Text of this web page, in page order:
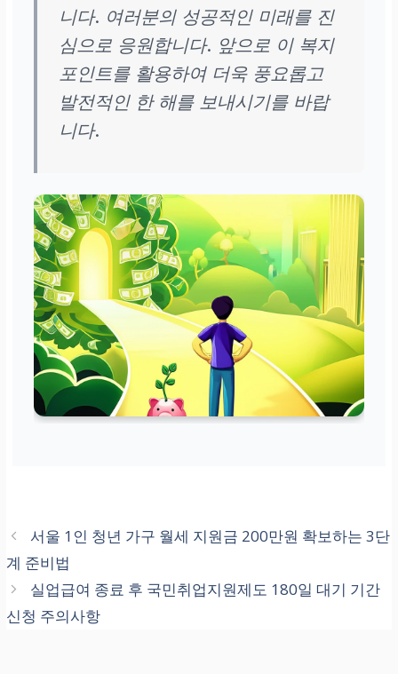
별 상이)
잡아바 홈페이지 를 통해
1분기부터 공고문 주기
적 확인
니다. 여러분의 성공적인 미래를 진
심으로 응원합니다. 앞으로 이 복지
포인트를 활용하여 더욱 풍요롭고
발전적인 한 해를 보내시기를 바랍
니다.
서울 1인 청년 가구 월세 지원금 200만원 확보하는 3단
계 준비법
실업급여 종료 후 국민취업지원제도 180일 대기 기간
신청 주의사항